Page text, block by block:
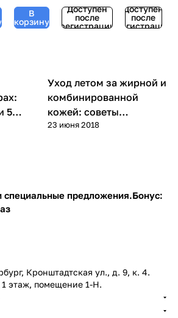
(Джи
Джи) -
200 мл
В
корзину
Доступен
после
регистрации
Доступен
после
регистрации
5
Уход за лицом
Уход летом за жирной и
комбинированной
кожей: советы
косметолога
23 июня 2018
специальные предложения.Бонус:
Кронштадтская ул., д. 9, к. 4.
этаж, помещение 1-Н.